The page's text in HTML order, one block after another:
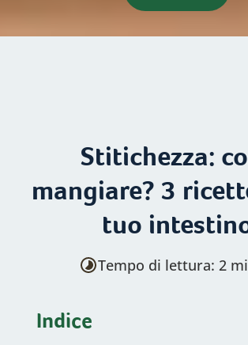
Stitichezza:
mangiare? 3
tuo
Tempo di lettura: 2
Indice